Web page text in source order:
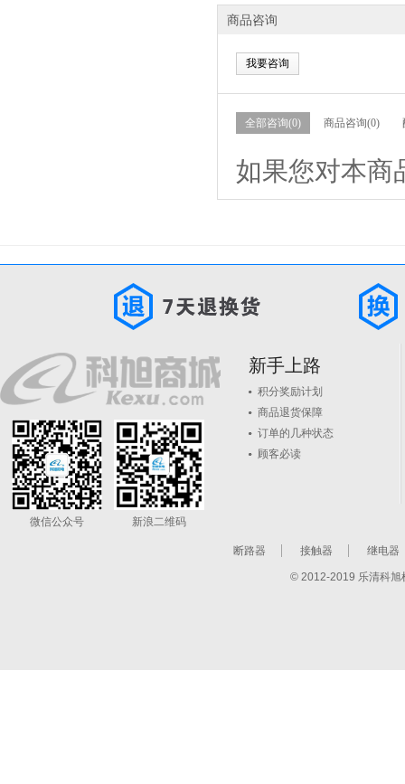
商品咨询
我要咨询
全部咨询(0) 商品咨询(0)
如果您对本商
微信公众号 新浪二维码
新手上路
积分奖励计划
商品退货保障
订单的几种状态
顾客必读
断路器 接触器 继电器
© 2012-2019 乐清科旭